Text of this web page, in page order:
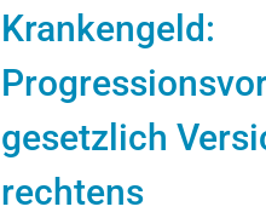
Krankengeld:
gesetzlich
rechtens